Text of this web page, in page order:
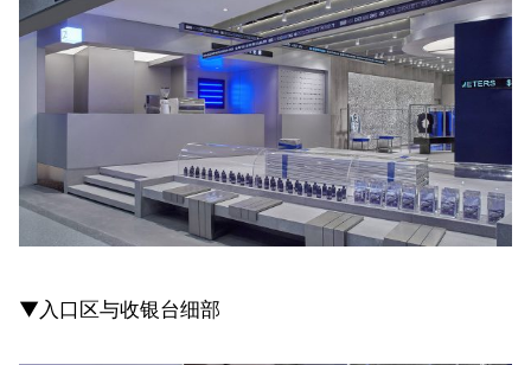
▼入口区与收银台细部